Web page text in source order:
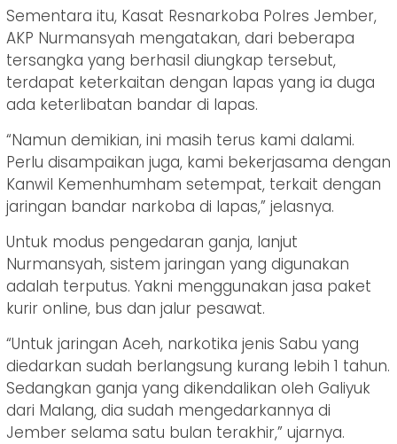
Sementara itu, Kasat Resnarkoba Polres Jember,
AKP Nurmansyah mengatakan, dari beberapa
tersangka yang berhasil diungkap tersebut,
terdapat keterkaitan dengan lapas yang ia duga
ada keterlibatan bandar di lapas.
“Namun demikian, ini masih terus kami dalami.
Perlu disampaikan juga, kami bekerjasama dengan
Kanwil Kemenhumham setempat, terkait dengan
jaringan bandar narkoba di lapas,” jelasnya.
Untuk modus pengedaran ganja, lanjut
Nurmansyah, sistem jaringan yang digunakan
adalah terputus. Yakni menggunakan jasa paket
kurir online, bus dan jalur pesawat.
“Untuk jaringan Aceh, narkotika jenis Sabu yang
diedarkan sudah berlangsung kurang lebih 1 tahun.
Sedangkan ganja yang dikendalikan oleh Galiyuk
dari Malang, dia sudah mengedarkannya di
Jember selama satu bulan terakhir,” ujarnya.